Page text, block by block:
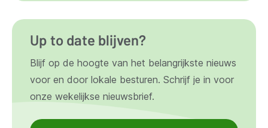
Up to date blijven?
Blijf op de hoogte van het belangrijkste nieuws
voor en door lokale besturen. Schrijf je in voor
onze wekelijkse nieuwsbrief.